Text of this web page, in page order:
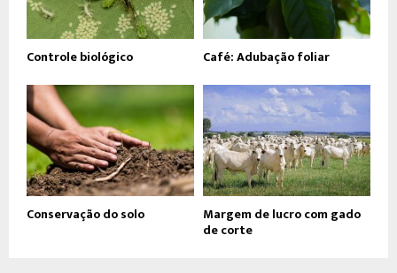
Controle biológico Café: Adubação foliar
Conservação do solo Margem de lucro com gado
de corte